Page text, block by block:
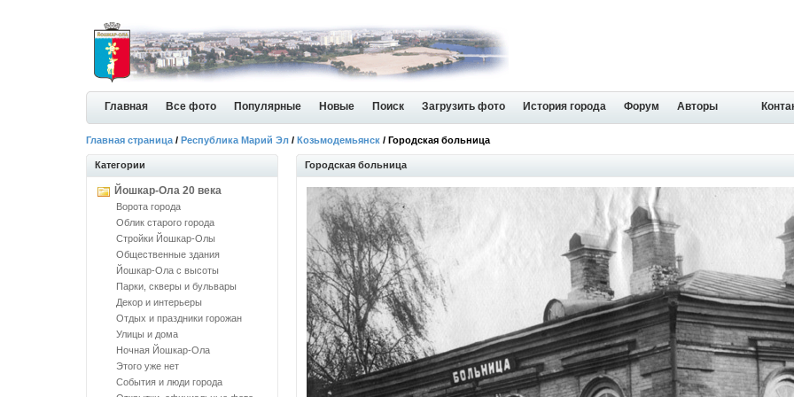
Главная Все фото Популярные Новые Поиск Загрузить фото История города Форум Авторы
Главная страница / Республика Марий Эл / Козьмодемьянск / Городская больница
Категории
Йошкар-Ола 20 века
Ворота города
Облик старого города
Стройки Йошкар-Олы
Общественные здания
Йошкар-Ола с высоты
Парки, скверы и бульвары
Декор и интерьеры
Отдых и праздники горожан
Улицы и дома
Ночная Йошкар-Ола
Этого уже нет
События и люди города
Городская больница